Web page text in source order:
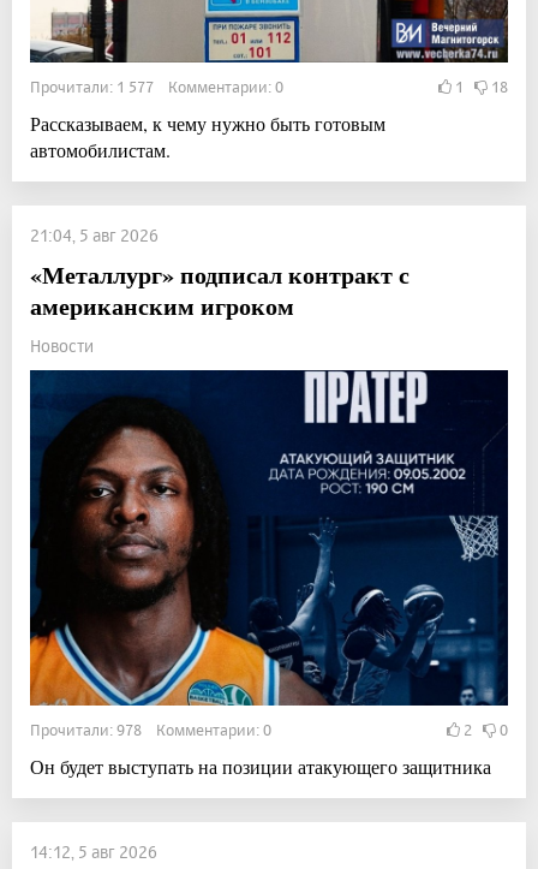
Прочитали: 1 577 Комментарии: 0 1 18
Рассказываем, к чему нужно быть готовым
автомобилистам.
21:04, 5 авг 2026
«Металлург» подписал контракт с
американским игроком
Новости
Прочитали: 978 Комментарии: 0 2 0
Он будет выступать на позиции атакующего защитника
14:12, 5 авг 2026